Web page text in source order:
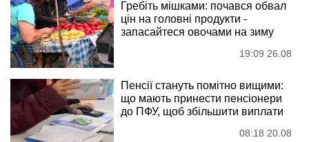
Гребіть мішками: почався обвал
цін на головні продукти -
запасайтеся овочами на зиму
19:09 26.08
Пенсії стануть помітно вищими:
що мають принести пенсіонери
до ПФУ, щоб збільшити виплати
08:18 20.08